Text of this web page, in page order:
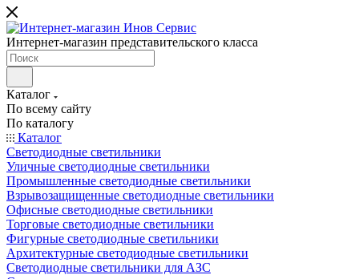
Интернет-магазин представительского класса
Каталог
По всему сайту
По каталогу
Каталог
Светодиодные светильники
Уличные светодиодные светильники
Промышленные светодиодные светильники
Взрывозащищенные светодиодные светильники
Офисные светодиодные светильники
Торговые светодиодные светильники
Фигурные светодиодные светильники
Архитектурные светодиодные светильники
Светодиодные светильники для АЗС